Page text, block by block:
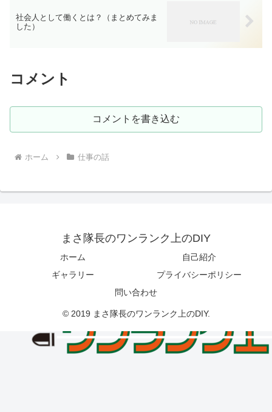
社会人として働くとは？（まとめてみま
した）
コメント
コメントを書き込む
ホーム 仕事の話
まさ隊長のワンランク上のDIY
ホーム
自己紹介
ギャラリー
プライバシーポリシー
問い合わせ
© 2019 まさ隊長のワンランク上のDIY.